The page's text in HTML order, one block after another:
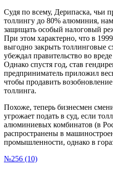
Судя по всему, Дерипаска, чьи
толлингу до 80% алюминия,
защищать особый налоговый
При этом характерно, что в
выгодно закрыть толлинговые
убеждал правительство во
Однако спустя год, став
предприниматель приложил
чтобы продавить
толлинга.
Похоже, теперь бизнесмен
угрожает подать в суд, если
алюминиевых комбинатов (в
распространены в
промышленности, однако в
№256 (10)